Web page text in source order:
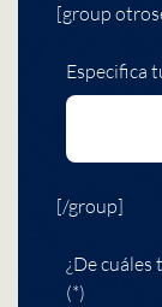
[group
Especifica
[/group]
¿De
(*)